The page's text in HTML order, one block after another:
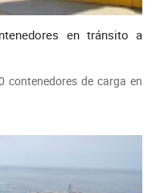
en tránsito a
contenedores de carga en